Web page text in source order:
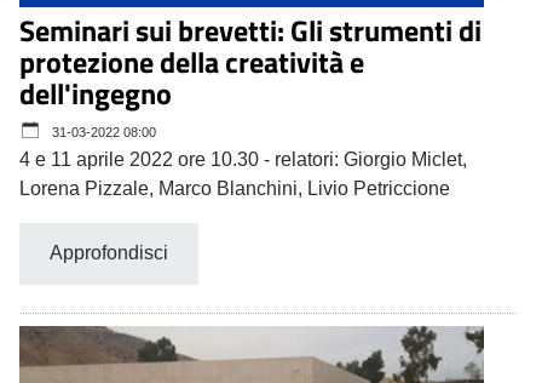
Seminari sui brevetti: Gli strumenti di
protezione della creatività e
dell'ingegno
31-03-2022 08:00
4 e 11 aprile 2022 ore 10.30 - relatori: Giorgio Miclet,
Lorena Pizzale, Marco Blanchini, Livio Petriccione
Approfondisci